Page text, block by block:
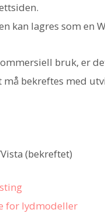
kan lagres som en
bruk, er
må bekreftes med
(bekreftet)
for lydmodeller